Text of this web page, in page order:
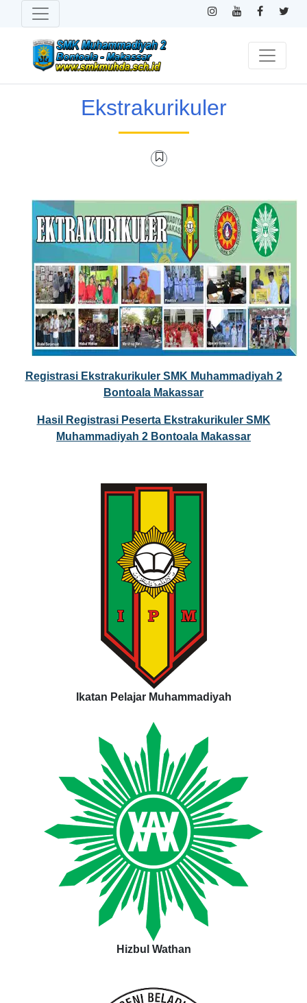
Ekstrakurikuler
Registrasi Ekstrakurikuler SMK Muhammadiyah 2
Bontoala Makassar
Hasil Registrasi Peserta Ekstrakurikuler SMK
Muhammadiyah 2 Bontoala Makassar
Ikatan Pelajar Muhammadiyah
Hizbul Wathan